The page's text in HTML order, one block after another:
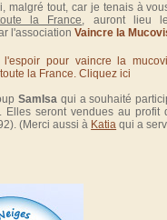
malgré tout, car je tenais à
la France, auront lieu
l'associationVaincre la
SamIsa qui a souhaité
Elles seront vendues au profit
(Merci aussi à Katia qui a